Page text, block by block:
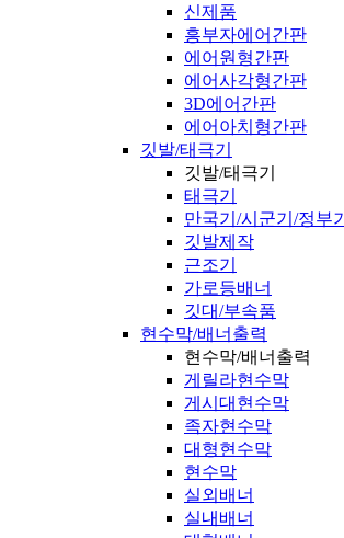
신제품
흥부자에어간판
에어원형간판
에어사각형간판
3D에어간판
에어아치형간판
깃발/태극기
깃발/태극기
태극기
만국기/시군기/정부기
깃발제작
근조기
가로등배너
깃대/부속품
현수막/배너출력
현수막/배너출력
게릴라현수막
게시대현수막
족자현수막
대형현수막
현수막
실외배너
실내배너